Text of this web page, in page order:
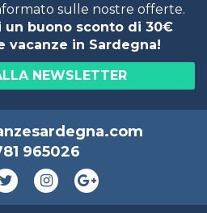
sulle nostre offerte.
un buono sconto di 30€
vacanze in Sardegna!
NEWSLETTER
965026